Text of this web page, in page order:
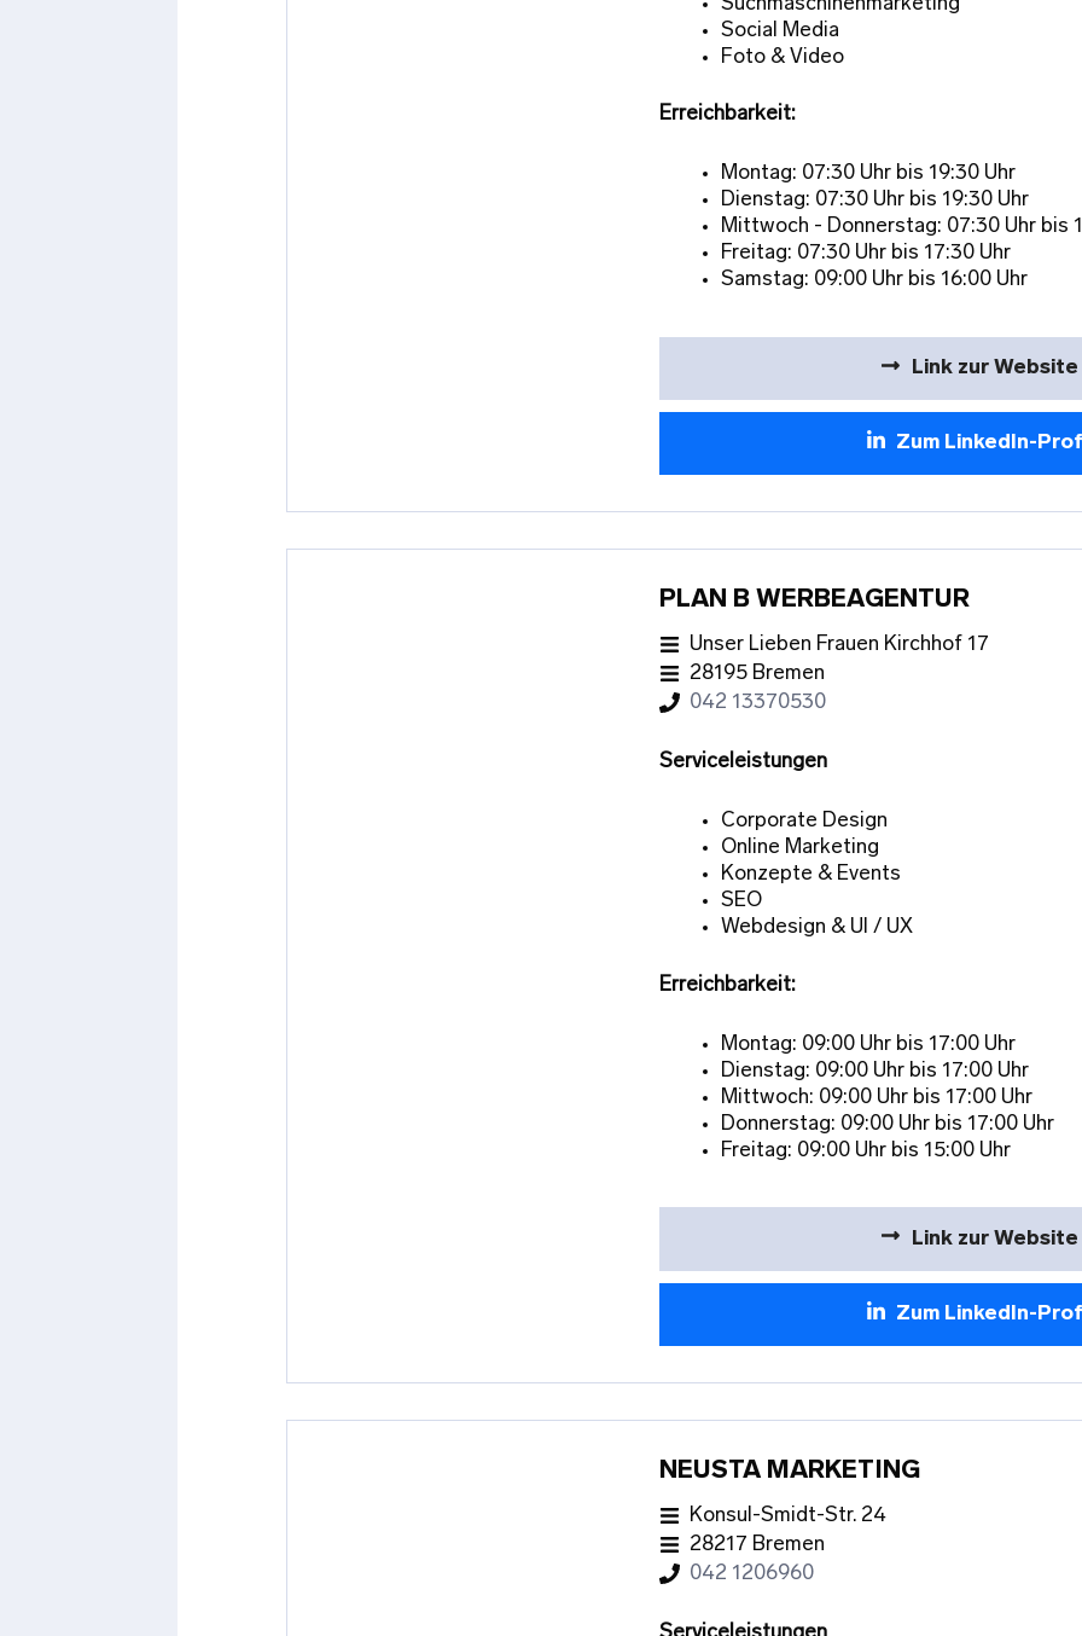
Social Media
Foto & Video
Erreichbarkeit:
Montag: 07:30 Uhr bis 19:30 Uhr
Dienstag: 07:30 Uhr bis 19:30 Uhr
Mittwoch - Donnerstag: 07:30 Uhr bis
Freitag: 07:30 Uhr bis 17:30 Uhr
Samstag: 09:00 Uhr bis 16:00 Uhr
Link zur Website
Zum LinkedIn-
PLAN B WERBEAGENTUR
Unser Lieben Frauen Kirchhof 17
28195 Bremen
042 13370530
Serviceleistungen
Corporate Design
Online Marketing
Konzepte & Events
SEO
Webdesign & UI / UX
Erreichbarkeit:
Montag: 09:00 Uhr bis 17:00 Uhr
Dienstag: 09:00 Uhr bis 17:00 Uhr
Mittwoch: 09:00 Uhr bis 17:00 Uhr
Donnerstag: 09:00 Uhr bis 17:00 Uhr
Freitag: 09:00 Uhr bis 15:00 Uhr
Link zur Website
Zum LinkedIn-
NEUSTA MARKETING
Konsul-Smidt-Str. 24
28217 Bremen
042 1206960